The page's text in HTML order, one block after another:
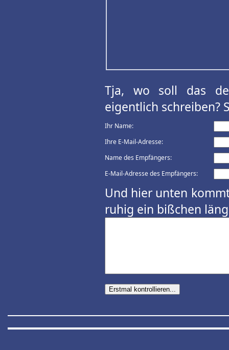
Tja, wo soll das
eigentlich schreiben?
Ihr Name:
Ihre E-Mail-Adresse:
Name des Empfängers:
E-Mail-Adresse des Empfängers:
Und hier unten
ruhig ein bißchen